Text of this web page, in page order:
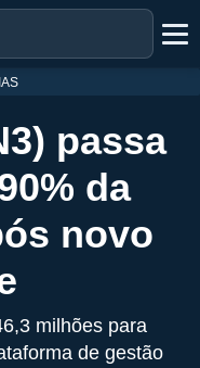
passa
da
novo
milhões para
de gestão